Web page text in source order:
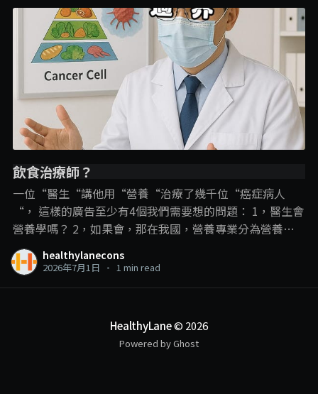
飲食治療師？
一位“醫生“講他用“營養“治療了幾千位“癌症病人
“， 這樣的廣告至少有4個我們需要想的問題： 1，醫生會
營養學嗎？ 2，如果會，那在我國，營養專業分為營養師
和飲食治療師，那他是用哪一個專業內容？ 3，即使是飲
食治療師可以進行疾病的“飲食治療“，但在這裡，飲食
疾病給治了，尤其是癌症這種複雜的疾病。 4，以醫生的
頭銜，確實可以“治療“癌症，那敢問他是開藥呢？動手
術呢？還是化療電療呢？ 一個線上課程可以做到這些？ . . .
healthylanecons
2026年7月1日 • 1 min read
HealthyLane© 2026
Powered by Ghost